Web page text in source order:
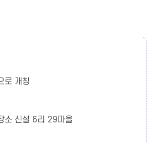
로 개칭
소 신설 6리 29마을